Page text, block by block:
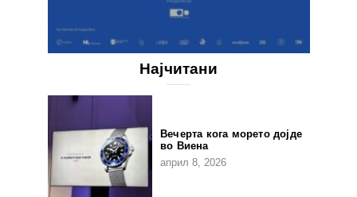
Најчитани
Вечерта кога морето дојде
во Виена
април 8, 2026